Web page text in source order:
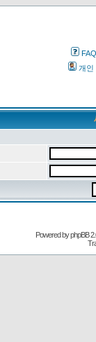
FAQ
개인
Powered byphpBB